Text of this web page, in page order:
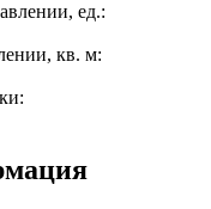
ед.:
кв. м: